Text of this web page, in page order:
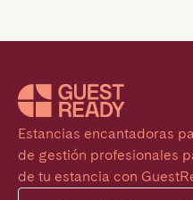
Estancias encantadoras
de gestión profesionales
de tu estancia con